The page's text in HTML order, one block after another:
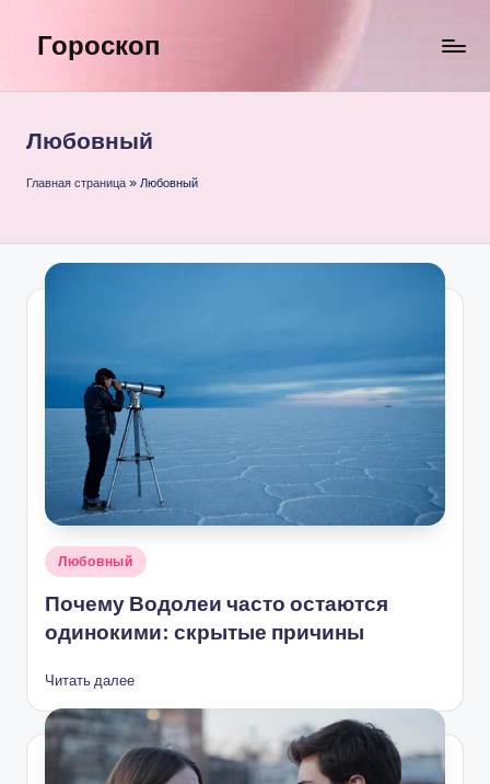
Перейти
содержимому
Гороскоп
Любовный
Главная страница » Любовный
Опубликовано
Любовный
Почему Водолеи часто остаются
одинокими: скрытые причины
Читать далее